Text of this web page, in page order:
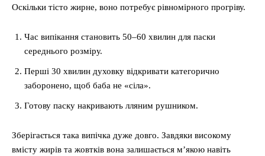
Оскільки тісто жирне, воно потребує рівномірного прогріву.
Час випікання становить 50–60 хвилин для паски
середнього розміру.
Перші 30 хвилин духовку відкривати категорично
заборонено, щоб баба не «сіла».
Готову паску накривають лляним рушником.
Зберігається така випічка дуже довго. Завдяки високому
вмісту жирів та жовтків вона залишається м’якою навіть